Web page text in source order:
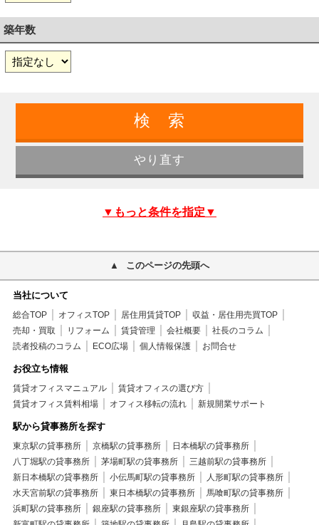
築年数
▼もっと条件を指定▼
このページの先頭へ
当社について
総合TOP オフィスTOP 居住用賃貸TOP
収益・居住用売買TOP
売却・買取
リフォーム 賃貸管理 会社概要
社長のコラム
読者投稿のコラム
ECO広場 個人情報保護 お問合せ
お役立ち情報
賃貸オフィスマニュアル
賃貸オフィスの選び方
賃貸オフィス賃料相場
オフィス移転の流れ 新規開業サポート
駅から貸事務所を探す
東京駅の貸事務所 京橋駅の貸事務所
日本橋駅の貸事務所
八丁堀駅の貸事務所
茅場町駅の貸事務所
三越前駅の貸事務所
新日本橋駅の貸事務所
小伝馬町駅の貸事務所
人形町駅の貸事務所
水天宮前駅の貸事務所
東日本橋駅の貸事務所
馬喰町駅の貸事務所
浜町駅の貸事務所
銀座駅の貸事務所
東銀座駅の貸事務所